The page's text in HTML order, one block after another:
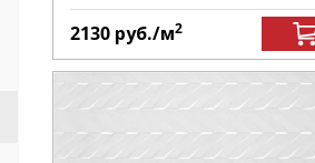
2130 руб./м2